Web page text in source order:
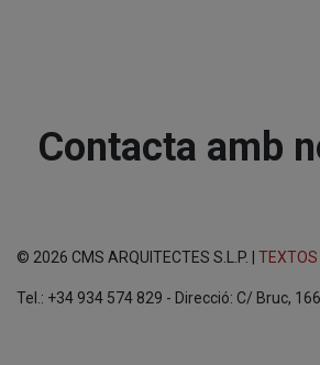
Contacta amb
© 2026 CMS ARQUITECTES S.L.P. | TEXTOS
Tel.: +34 934 574 829 - Direcció: C/ Bruc,